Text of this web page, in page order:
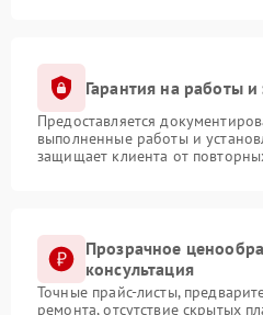
Гарантия на работы и
Предоставляется
выполненные работы и
защищает клиента от
Прозрачное
консультация
Точные прайс-листы,
ремонта, отсутствие скрытых